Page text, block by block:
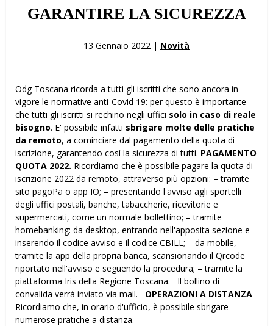
GARANTIRE LA SICUREZZA
13 Gennaio 2022 | Novità
Odg Toscana ricorda a tutti gli iscritti che sono ancora in
vigore le normative anti-Covid 19: per questo è importante
che tutti gli iscritti si rechino negli uffici solo in caso di reale
bisogno. E' possibile infatti sbrigare molte delle pratiche
da remoto, a cominciare dal pagamento della quota di
iscrizione, garantendo così la sicurezza di tutti. PAGAMENTO
QUOTA 2022. Ricordiamo che è possibile pagare la quota di
iscrizione 2022 da remoto, attraverso più opzioni: – tramite
sito pagoPa o app IO; – presentando l'avviso agli sportelli
degli uffici postali, banche, tabaccherie, ricevitorie e
supermercati, come un normale bollettino; – tramite
homebanking: da desktop, entrando nell'apposita sezione e
inserendo il codice avviso e il codice CBILL; – da mobile,
tramite la app della propria banca, scansionando il Qrcode
riportato nell'avviso e seguendo la procedura; – tramite la
piattaforma Iris della Regione Toscana. Il bollino di
convalida verrà inviato via mail. OPERAZIONI A DISTANZA
Ricordiamo che, in orario d'ufficio, è possibile sbrigare
numerose pratiche a distanza.